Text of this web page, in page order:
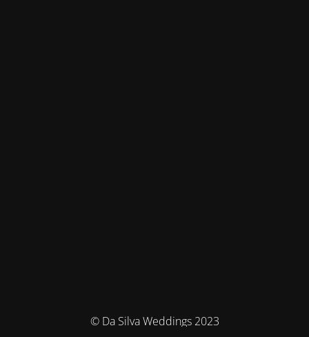
© Da Silva Weddings 2023